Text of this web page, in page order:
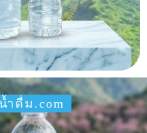
ำดื่ม.com